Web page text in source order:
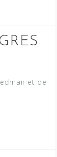
et de